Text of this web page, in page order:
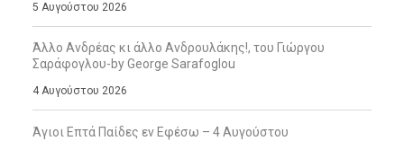
5 Αυγούστου 2026
Άλλο Ανδρέας κι άλλο Ανδρουλάκης!, του Γιώργου
Σαράφογλου-by George Sarafoglou
4 Αυγούστου 2026
Άγιοι Επτά Παίδες εν Εφέσω – 4 Αυγούστου